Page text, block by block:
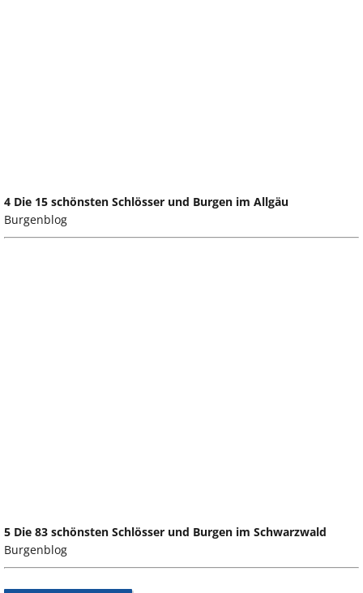
4 Die 15 schönsten Schlösser und Burgen im Allgäu
Burgenblog
5 Die 83 schönsten Schlösser und Burgen im Schwarzwald
Burgenblog